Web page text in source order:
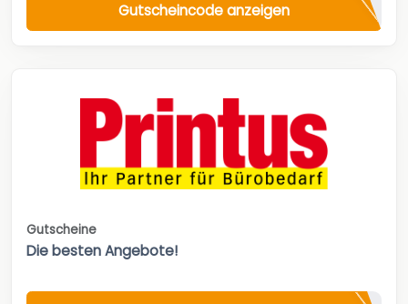
Gutscheincode anzeigen
Gutscheine
Die besten Angebote!